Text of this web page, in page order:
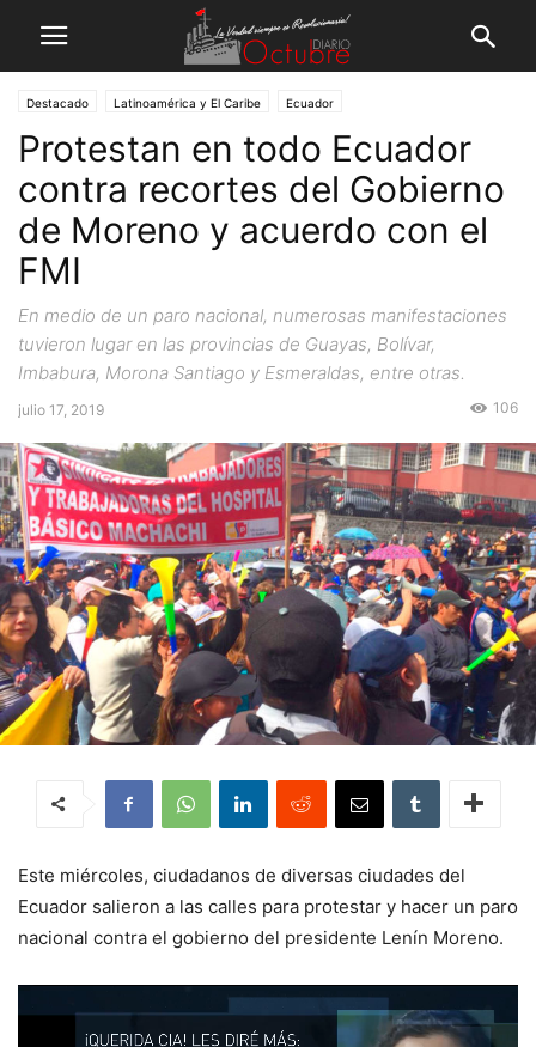
Destacado Latinoamérica y El Caribe Ecuador
Protestan en todo Ecuador
contra recortes del Gobierno
de Moreno y acuerdo con el
FMI
En medio de un paro nacional, numerosas manifestaciones
tuvieron lugar en las provincias de Guayas, Bolívar,
Imbabura, Morona Santiago y Esmeraldas, entre otras.
julio 17, 2019 106
Este miércoles, ciudadanos de diversas ciudades del
Ecuador salieron a las calles para protestar y hacer un paro
nacional contra el gobierno del presidente Lenín Moreno.